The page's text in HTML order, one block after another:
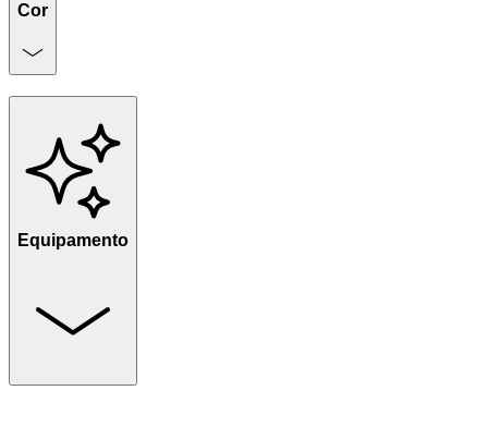
Cor
Equipamento